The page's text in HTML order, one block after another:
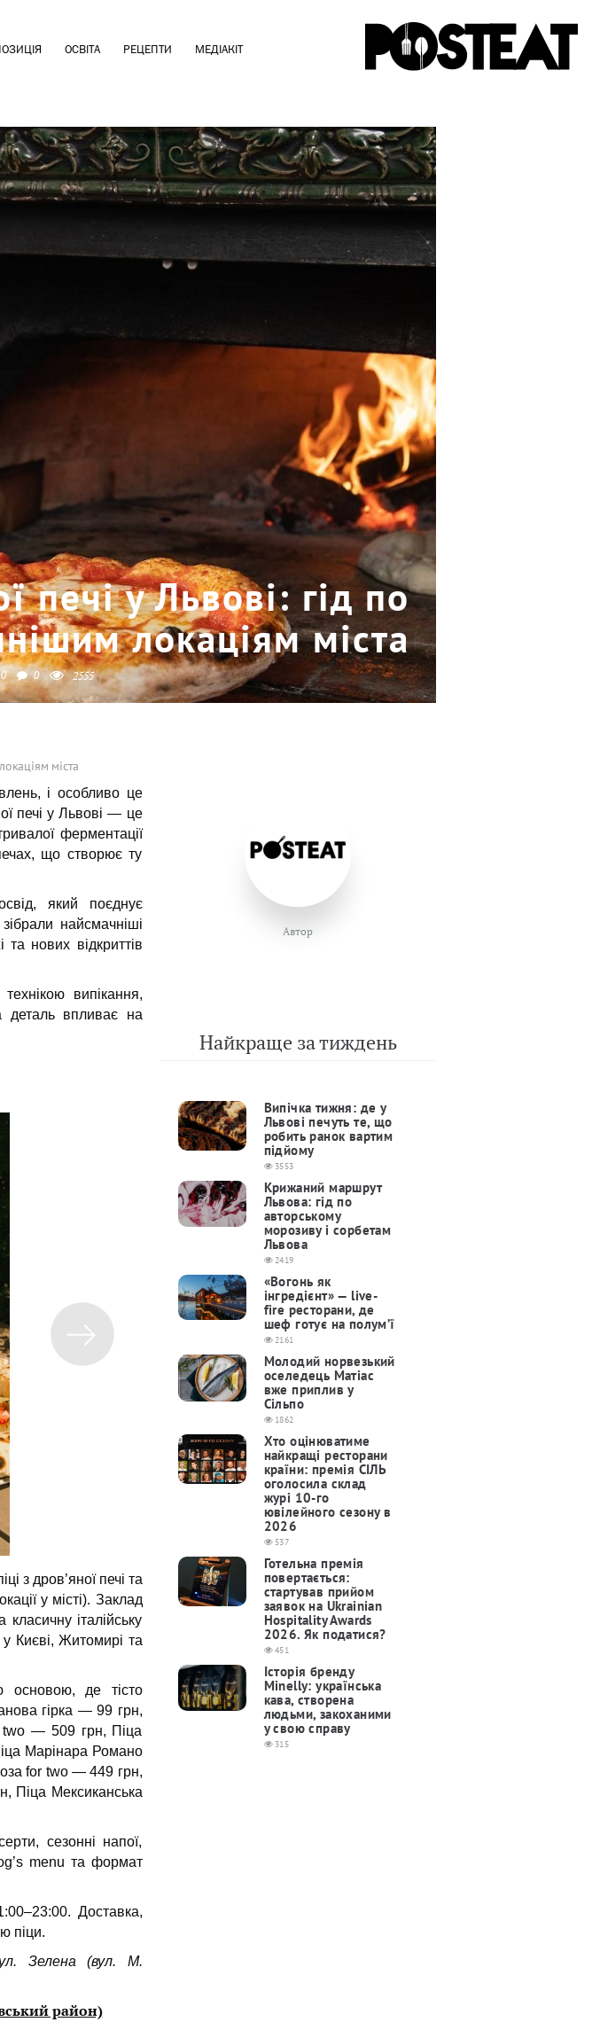
ОСВІТА РЕЦЕПТИ МЕДІАКІТ
печі у Львові: гід по
локаціям міста
0 0 2555
міста
і особливо це
печі у Львові — це
ферментації
що створює ту
який поєднує
найсмачніші
нових відкриттів
випікання,
деталь впливає на
з дров’яної печі та
у місті). Заклад
італійську
Києві, Житомирі та
основою, де тісто
гірка — 99 грн,
two — 509 грн, Піца
Марінара Романо
for two — 449 грн,
Піца Мексиканська
сезонні напої,
menu та формат
Доставка,
піци.
Зелена (вул. М.
район)
Автор
Найкраще за тиждень
Випічка тижня: де у
Львові печуть те, що
робить ранок вартим
підйому
3553
Крижаний маршрут
Львова: гід по
авторському
морозиву і сорбетам
Львова
2419
«Вогонь як
інгредієнт» — live-
fire ресторани, де
шеф готує на полум’ї
2161
Молодий норвезький
оселедець Матіас
вже приплив у
Сільпо
1862
Хто оцінюватиме
найкращі ресторани
країни: премія СІЛЬ
оголосила склад
журі 10-го
ювілейного сезону в
2026
537
Готельна премія
повертається:
cтартував прийом
заявок на Ukrainian
Hospitality Awards
2026. Як податися?
451
Історія бренду
Minelly: українська
кава, створена
людьми, закоханими
у свою справу
315